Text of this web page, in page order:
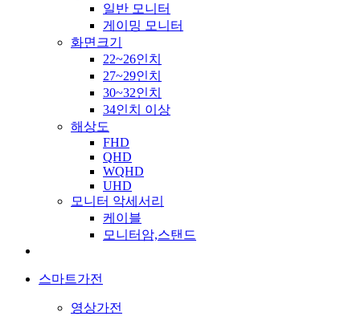
일반 모니터
게이밍 모니터
화면크기
22~26인치
27~29인치
30~32인치
34인치 이상
해상도
FHD
QHD
WQHD
UHD
모니터 악세서리
케이블
모니터암,스탠드
스마트가전
영상가전